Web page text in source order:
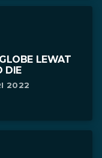
LEWAT
DIE
2022